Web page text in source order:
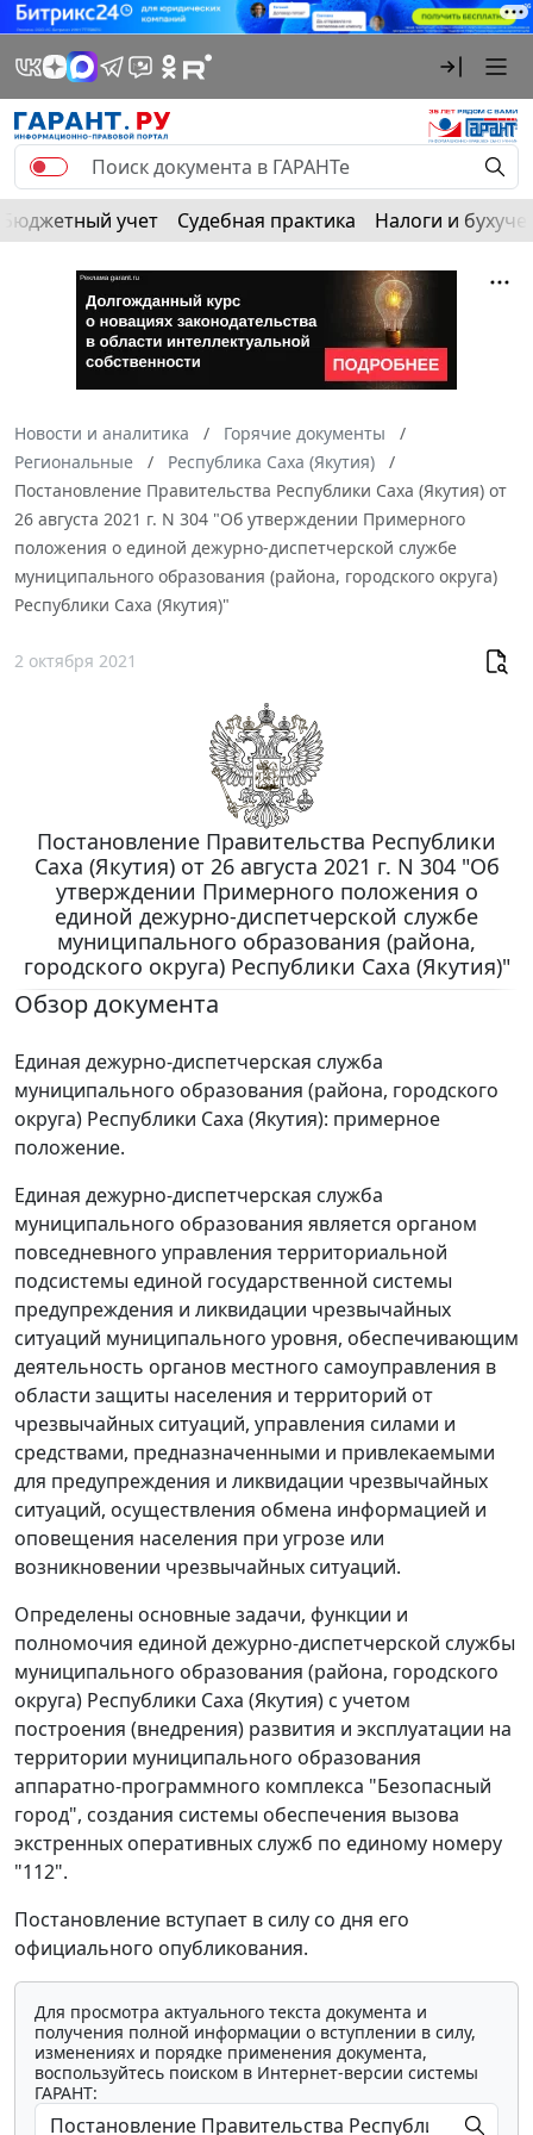
Бюджетный учет Судебная практика Налоги и
Новости и аналитика
Горячие документы
Региональные
Республика Саха (Якутия)
Постановление Правительства Республики Саха (Якутия) от
26 августа 2021 г. N 304 "Об утверждении Примерного
положения о единой дежурно-диспетчерской службе
муниципального образования (района, городского округа)
Республики Саха (Якутия)"
2 октября 2021
Постановление Правительства Республики
Саха (Якутия) от 26 августа 2021 г. N 304 "Об
утверждении Примерного положения о
единой дежурно-диспетчерской службе
муниципального образования (района,
городского округа) Республики Саха (Якутия)"
Обзор документа
Единая дежурно-диспетчерская служба
муниципального образования (района, городского
округа) Республики Саха (Якутия): примерное
положение.
Единая дежурно-диспетчерская служба
муниципального образования является органом
повседневного управления территориальной
подсистемы единой государственной системы
предупреждения и ликвидации чрезвычайных
ситуаций муниципального уровня, обеспечивающим
деятельность органов местного самоуправления в
области защиты населения и территорий от
чрезвычайных ситуаций, управления силами и
средствами, предназначенными и привлекаемыми
для предупреждения и ликвидации чрезвычайных
ситуаций, осуществления обмена информацией и
оповещения населения при угрозе или
возникновении чрезвычайных ситуаций.
Определены основные задачи, функции и
полномочия единой дежурно-диспетчерской службы
муниципального образования (района, городского
округа) Республики Саха (Якутия) с учетом
построения (внедрения) развития и эксплуатации на
территории муниципального образования
аппаратно-программного комплекса "Безопасный
город", создания системы обеспечения вызова
экстренных оперативных служб по единому номеру
"112".
Постановление вступает в силу со дня его
официального опубликования.
Для просмотра актуального текста документа и
получения полной информации о вступлении в силу,
изменениях и порядке применения документа,
воспользуйтесь поиском в Интернет-версии системы
ГАРАНТ: